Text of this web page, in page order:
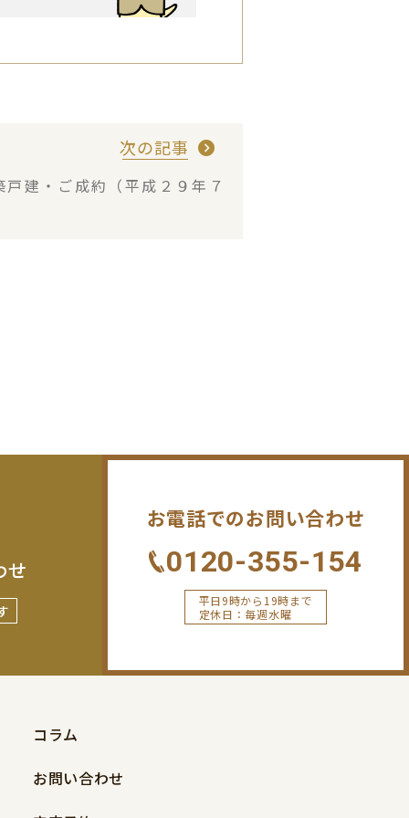
次の記事
建・ご成約（平成２９年７
せ
お電話でのお問い合わせ
0120-355-154
平日9時から19時まで
定休日：毎週水曜
コラム
お問い合わせ